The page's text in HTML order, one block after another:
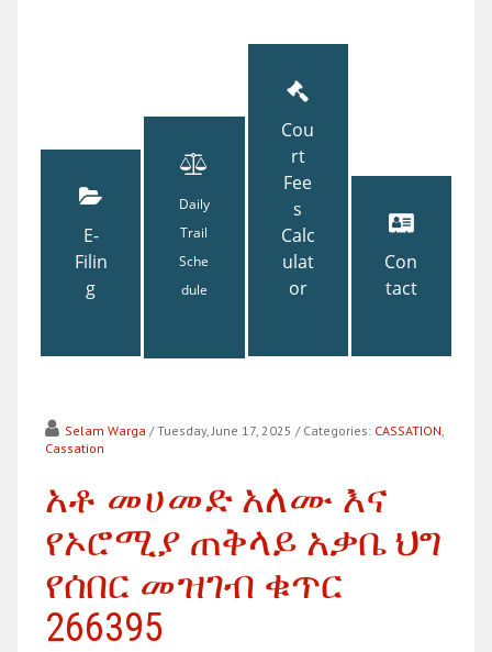
E-
Filin
g
Daily
Trail
Sche
dule
Cou
rt
Fee
s
Calc
ulat
or
Con
tact
Selam Warga / Tuesday, June 17, 2025 / Categories: CASSATION,
Cassation
አቶ መሀመድ አለሙ እና
የኦሮሚያ ጠቅላይ አቃቤ ህግ
የሰበር መዝገብ ቁጥር
266395